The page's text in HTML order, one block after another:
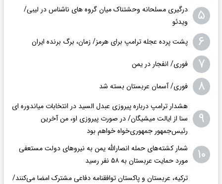
۵
درگیری مسلحانه وحشتناک میان گروه های ناشناس در لیبی/
ویدئو
۶ پشت پرده عجله ترامپ برای هرمز/ زمان، برگ برنده ایران
۷ فوری/ انفجار در یمن
۸ فوری/ آسمان عربستان بسته شد
۹
هشدار ترامپ درباره پیروزی عبدل السید در انتخابات میاندوره ای
سنا از ایالت میشیگان/ در صورت پیروزی او، من آخرین
رئیس‌جمهور جمهوری‌‍‌خواه خواهم بود
۱۰
شمار کشته‌های حمله انصارالله یمن به نیروهای دولت مستعفی
مورد حمایت عربستان به ۵۸ نفر رسید
ترکیه، عربستان و پاکستان توافقنامه دفاعی مشترک امضا می‌کنند/